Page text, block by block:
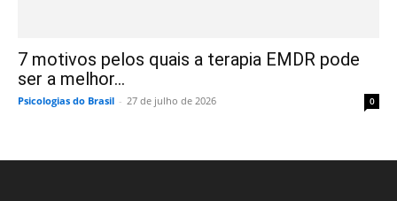
7 motivos pelos quais a terapia EMDR pode
ser a melhor...
Psicologias do Brasil - 27 de julho de 2026 0